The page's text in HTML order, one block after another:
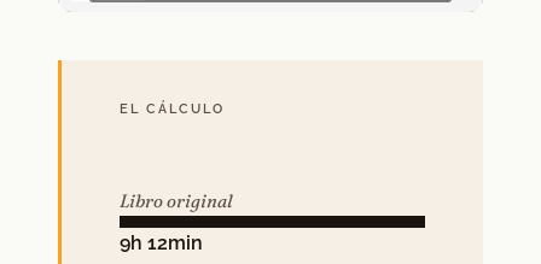
EL CÁLCULO
Libro original
9h 12min